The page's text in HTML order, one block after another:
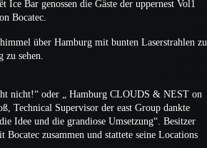
Bar genossen die Gäste der uppernest Vol1
Bocatec.
über Hamburg mit bunten Laserstrahlen zu
sehen.
nicht!“ oder „ Hamburg CLOUDS & NEST on
Technical Supervisor der east Group dankte
Idee und die grandiose Umsetzung“. Besitzer
zusammen und stattete seine Locations